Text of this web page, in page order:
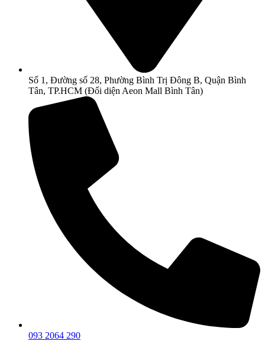
Số 1, Đường số 28, Phường Bình Trị Đông B, Quận Bình
Tân, TP.HCM (Đối diện Aeon Mall Bình Tân)
093 2064 290